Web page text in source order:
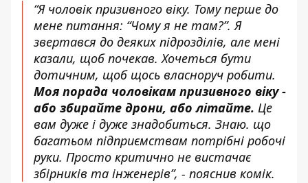
“Я чоловік призивного віку. Тому перше до
мене питання: “Чому я не там?”. Я
звертався до деяких підрозділів, але мені
казали, щоб почекав. Хочеться бути
дотичним, щоб щось власноруч робити.
Моя порада чоловікам призивного віку -
або збирайте дрони, або літайте. Це
вам дуже і дуже знадобиться. Знаю. що
багатьом підприємствам потрібні робочі
руки. Просто критично не вистачає
збірників та інженерів”, - пояснив комік.